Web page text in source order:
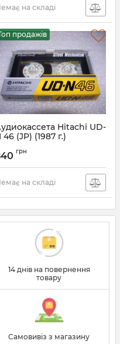
на складі
продажів
Hitachi UD-
46 (JP) (1987 г.)
грн
на складі
14 днів на повернення
товару
Самовивіз з магазину